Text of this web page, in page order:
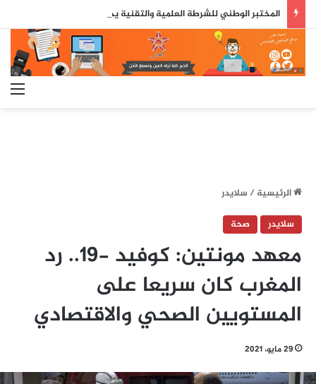
الرئيسية/ سلايدر
سلايدر
صحة
معهد مونتين: كوفيد -19.. رد
المغرب كان سريعا على
المستويين الصحي والاقتصادي
29 مايو، 2021